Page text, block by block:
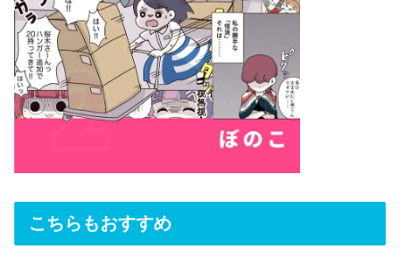
こちらもおすすめ